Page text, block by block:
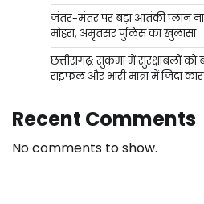
जंतर-मंतर पर बड़ा आतंकी प्लान
मोहरा, अमृतसर पुलिस का खुलासा
छत्तीसगढ़: सुकमा में सुरक्षाबलों
राइफल और भारी मात्रा में जिंदा
Recent Comments
No comments to show.